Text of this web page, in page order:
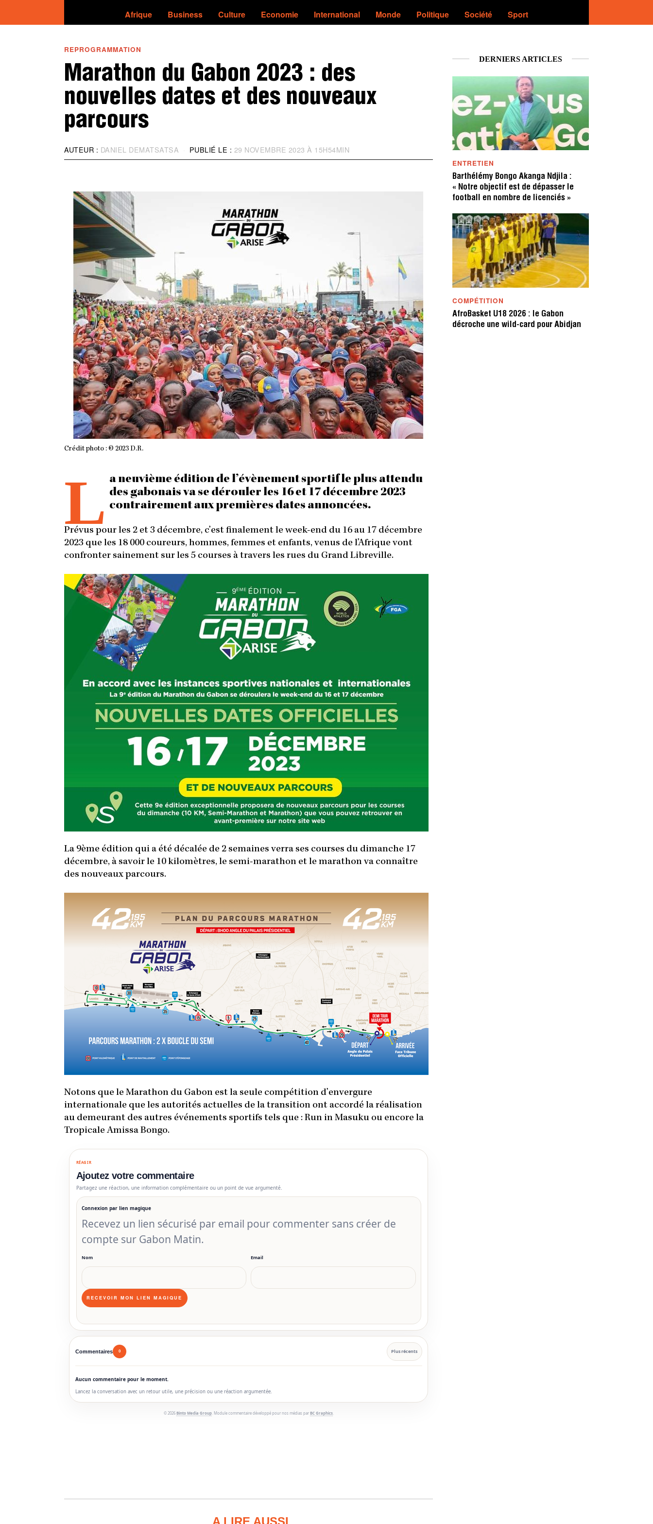
Afrique Business Culture Economie International Monde Politique Société Sport
REPROGRAMMATION
Marathon du Gabon 2023 : des
nouvelles dates et des nouveaux
parcours
AUTEUR : DANIEL DEMATSATSA PUBLIÉ LE : 29 NOVEMBRE 2023 À 15H54MIN
I
2
O
V
E
M
B
R
E
2
0
2
3
À
1
5
H
5
4
M
I
Crédit photo : © 2023 D.R.
L a neuvième édition de l’évènement sportif le plus attendu
des gabonais va se dérouler les 16 et 17 décembre 2023
contrairement aux premières dates annoncées.
Prévus pour les 2 et 3 décembre, c’est finalement le week-end du 16 au 17 décembre
2023 que les 18 000 coureurs, hommes, femmes et enfants, venus de l’Afrique vont
confronter sainement sur les 5 courses à travers les rues du Grand Libreville.
La 9ème édition qui a été décalée de 2 semaines verra ses courses du dimanche 17
décembre, à savoir le 10 kilomètres, le semi-marathon et le marathon va connaître
des nouveaux parcours.
Notons que le Marathon du Gabon est la seule compétition d’envergure
internationale que les autorités actuelles de la transition ont accordé la réalisation
au demeurant des autres événements sportifs tels que : Run in Masuku ou encore la
Tropicale Amissa Bongo.
RÉAGIR
Ajoutez votre commentaire
Partagez une réaction, une information complémentaire ou un point de vue argumenté.
Connexion par lien magique
Recevez un lien sécurisé par email pour commenter sans créer de
compte sur Gabon Matin.
Nom Email
Commentaires 0 Plus récents
Aucun commentaire pour le moment.
Lancez la conversation avec un retour utile, une précision ou une réaction argumentée.
© 2026 Binto Media Group. Module commentaire développé pour nos médias par BC Graphics.
A LIRE AUSSI
DERNIERS ARTICLES
ENTRETIEN
Barthélémy Bongo Akanga Ndjila :
« Notre objectif est de dépasser le
football en nombre de licenciés »
COMPÉTITION
AfroBasket U18 2026 : le Gabon
décroche une wild-card pour Abidjan